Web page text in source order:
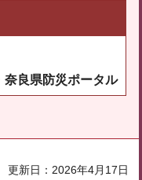
奈良県防災ポータル
更新日：2026年4月17日